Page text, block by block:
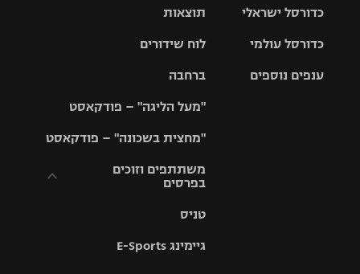
תוצאות
לוח שידורים
ברחבה
"מעל הליגה" – פודקאסט
"מחצית בשכונה" – פודקאסט
משתתפים וזוכים
בפרסים
וזוכים בפרסים
טניס
גיימינג E-Sports
גביע הטוטו
האלופות
ליגה
כדורסל ישראלי
סל
כדורסל עולמי
ענפים נוספים